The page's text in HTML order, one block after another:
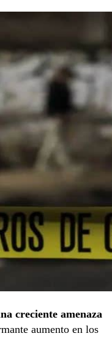
creciente amenaza
aumento en los